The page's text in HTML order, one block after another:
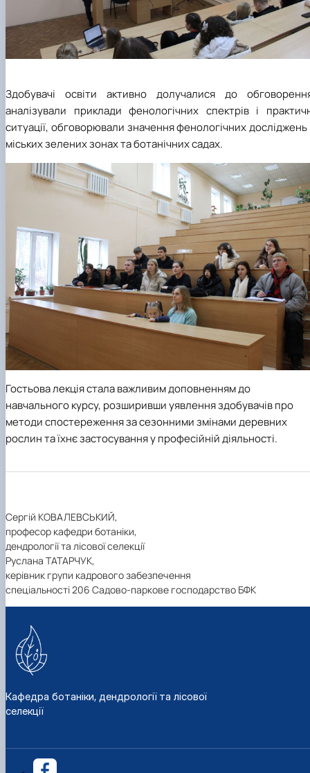
Здобувачі освіти активно долучалися до
аналізували приклади фенологічних спектрів і
ситуації, обговорювали значення фенологічних досліджень
міських зелених зонах та ботанічних садах.
Гостьова лекція стала важливим доповненням до
навчального курсу, розширивши уявлення здобувачів про
методи спостереження за сезонними змінами деревних
рослин та їхнє застосування у професійній діяльності.
Сергій КОВАЛЕВСЬКИЙ,
професор кафедри ботаніки,
дендрології та лісової селекції
Руслана ТАТАРЧУК,
керівник групи кадрового забезпечення
спеціальності 206 Садово-паркове господарство БФК
Кафедра ботаніки, дендрології та лісової
селекції